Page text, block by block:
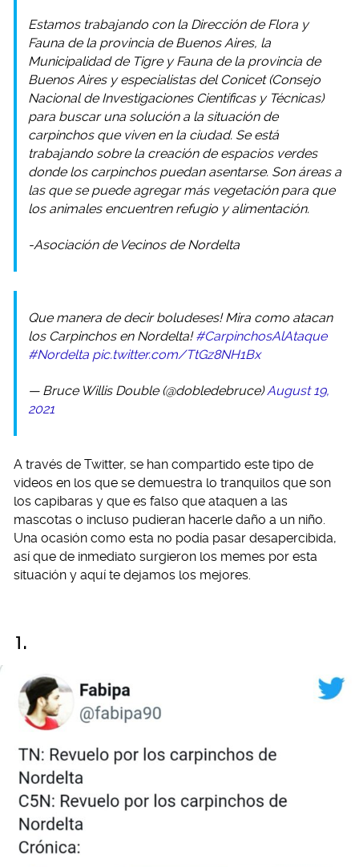
Estamos trabajando con la Dirección de Flora y
Fauna de la provincia de Buenos Aires, la
Municipalidad de Tigre y Fauna de la provincia de
Buenos Aires y especialistas del Conicet (Consejo
Nacional de Investigaciones Científicas y Técnicas)
para buscar una solución a la situación de
carpinchos que viven en la ciudad. Se está
trabajando sobre la creación de espacios verdes
donde los carpinchos puedan asentarse. Son áreas a
las que se puede agregar más vegetación para que
los animales encuentren refugio y alimentación.
-Asociación de Vecinos de Nordelta
Que manera de decir boludeses! Mira como atacan
los Carpinchos en Nordelta!#CarpinchosAlAtaque
#Nordelta pic.twitter.com/TtGz8NH1Bx
— Bruce Willis Double (@dobledebruce)August 19,
2021
A través de Twitter, se han compartido este tipo de
videos en los que se demuestra lo tranquilos que son
los capibaras y que es falso que ataquen a las
mascotas o incluso pudieran hacerle daño a un niño.
Una ocasión como esta no podía pasar desapercibida,
así que de inmediato surgieron los memes por esta
situación y aquí te dejamos los mejores.
1.